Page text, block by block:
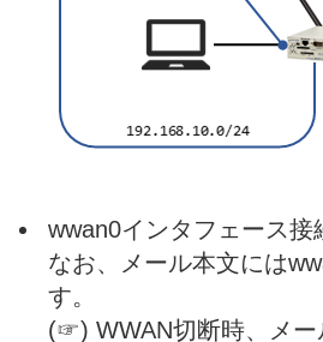
wwan0インタフェース
なお、メール本文には
す。
(☞) WWAN切断時、メー